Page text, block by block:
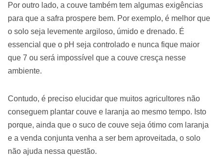
Por outro lado, a couve também tem algumas exigências
para que a safra prospere bem. Por exemplo, é melhor que
o solo seja levemente argiloso, úmido e drenado. É
essencial que o pH seja controlado e nunca fique maior
que 7 ou será impossível que a couve cresça nesse
ambiente.
Contudo, é preciso elucidar que muitos agricultores não
conseguem plantar couve e laranja ao mesmo tempo. Isto
porque, ainda que o suco de couve seja ótimo com laranja
e a venda conjunta venha a ser bem aproveitada, o solo
não ajuda nessa questão.